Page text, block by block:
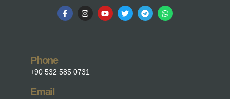
Phone
+90 532 585 0731
Email